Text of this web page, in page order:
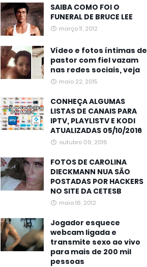
SAIBA COMO FOI O
FUNERAL DE BRUCE LEE
março 11, 2012
Vídeo e fotos íntimas de
pastor com fiel vazam
nas redes sociais, veja
maio 22, 2015
CONHEÇA ALGUMAS
LISTAS DE CANAIS PARA
IPTV, PLAYLISTV E KODI
ATUALIZADAS 05/10/2016
outubro 09, 2016
FOTOS DE CAROLINA
DIECKMANN NUA SÃO
POSTADAS POR HACKERS
NO SITE DA CETESB
maio 16, 2012
Jogador esquece
webcam ligada e
transmite sexo ao vivo
para mais de 200 mil
pessoas